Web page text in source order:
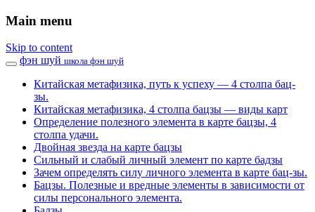
Main menu
Skip to content
фэн шуй школа фэн шуй
Китайская метафизика, путь к успеху — 4 столпа бац-
зы.
Китайская метафизика, 4 столпа бацзы — виды карт
Определение полезного элемента в карте бацзы, 4
столпа удачи.
Двойная звезда на карте бацзы
Сильный и слабый личный элемент по карте бадзы
Зачем определять силу личного элемента в карте бац-зы.
Бацзы. Полезные и вредные элементы в зависимости от
силы персонального элемента.